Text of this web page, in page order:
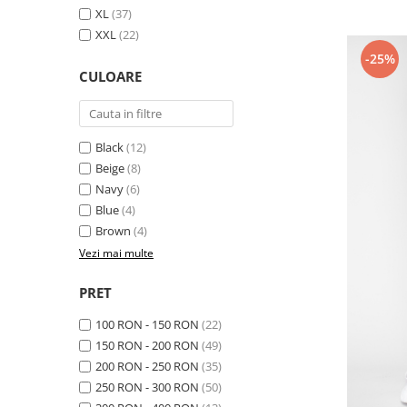
XL(37)
XXL(22)
CULOARE
Black(12)
Beige(8)
Navy(6)
Blue(4)
Brown (4)
Vezi mai multe
PRET
100 RON - 150 RON (22)
150 RON - 200 RON (49)
200 RON - 250 RON (35)
250 RON - 300 RON (50)
-25%